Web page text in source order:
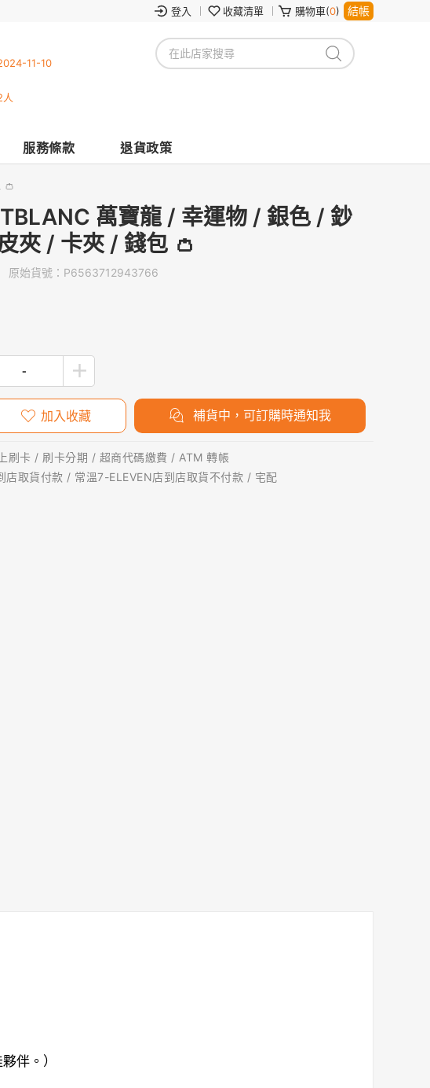
登入 收藏清單 購物車(0) 結帳
11-10
人
服務條款 退貨政策
萬寶龍 / 幸運物 / 銀色 / 鈔
夾 / 卡夾 / 錢包 👛
原始貨號： P6563712943766
加入收藏 補貨中，可訂購時通知我
刷卡 / 刷卡分期 / 超商代碼繳費 / ATM 轉帳
店取貨付款 / 常溫7-ELEVEN店到店取貨不付款 / 宅配
伴。）